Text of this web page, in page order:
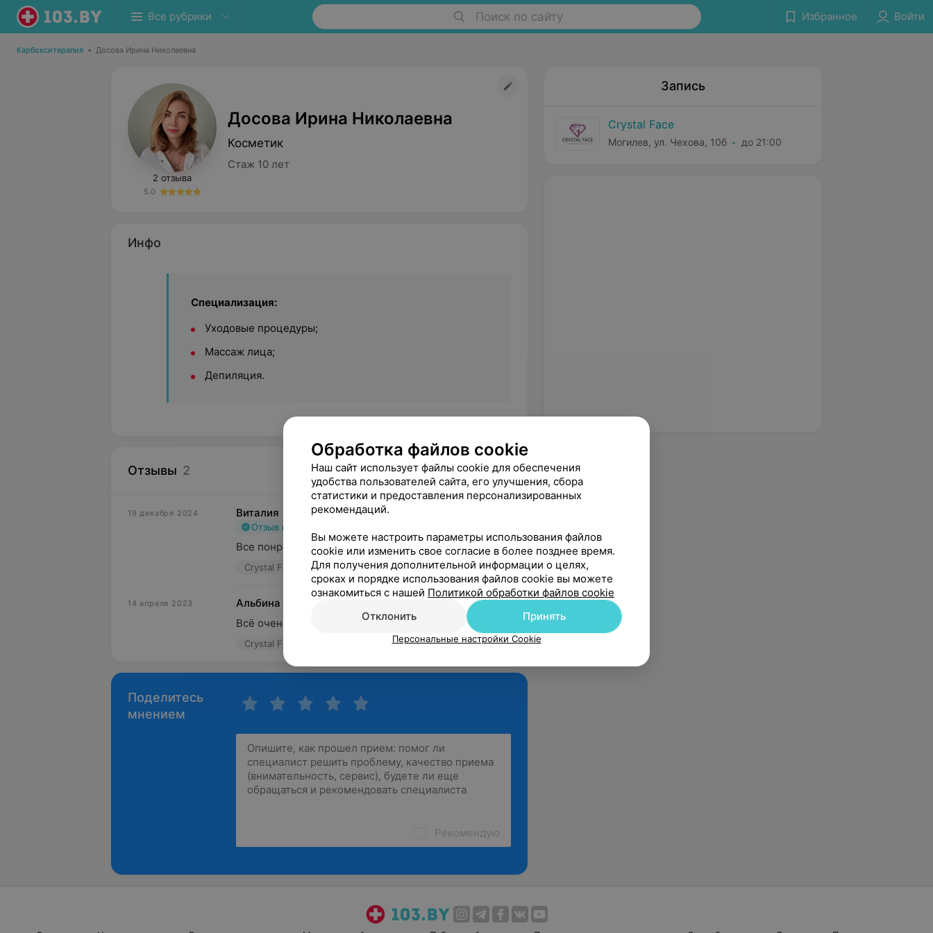
Все рубрики Поиск по сайту Избранное Войти
Карбокситерапия • Досова Ирина Николаевна
2 отзыва
5.0
Досова Ирина Николаевна
Косметик
Стаж 10 лет
Инфо
Специализация:
Уходовые процедуры;
Массаж лица;
Депиляция.
Отзывы 2 5.0 Crystal Face, ул. Чехова, 10б
19 декабря 2024 Виталия
Отзыв подтвержден
Все понравилось! Спасибо ☺️
Crystal Face, ул. Чехова, 10б
14 апреля 2023
Альбина
Всё очень понравилось, приду еще)
Crystal Face, ул. Чехова, 10б Источник Yclients
Поделитесь
мнением
Рекомендую
Запись
Crystal Face
Могилев, ул. Чехова, 10б до 21:00
Обработка файлов cookie
Наш сайт использует файлы cookie для обеспечения
удобства пользователей сайта, его улучшения, сбора
статистики и предоставления персонализированных
рекомендаций.
Вы можете настроить параметры использования файлов
cookie или изменить свое согласие в более позднее время.
Для получения дополнительной информации о целях,
сроках и порядке использования файлов cookie вы можете
ознакомиться с нашей Политикой обработки файлов cookie
Отклонить
Принять
Персональные настройки Cookie